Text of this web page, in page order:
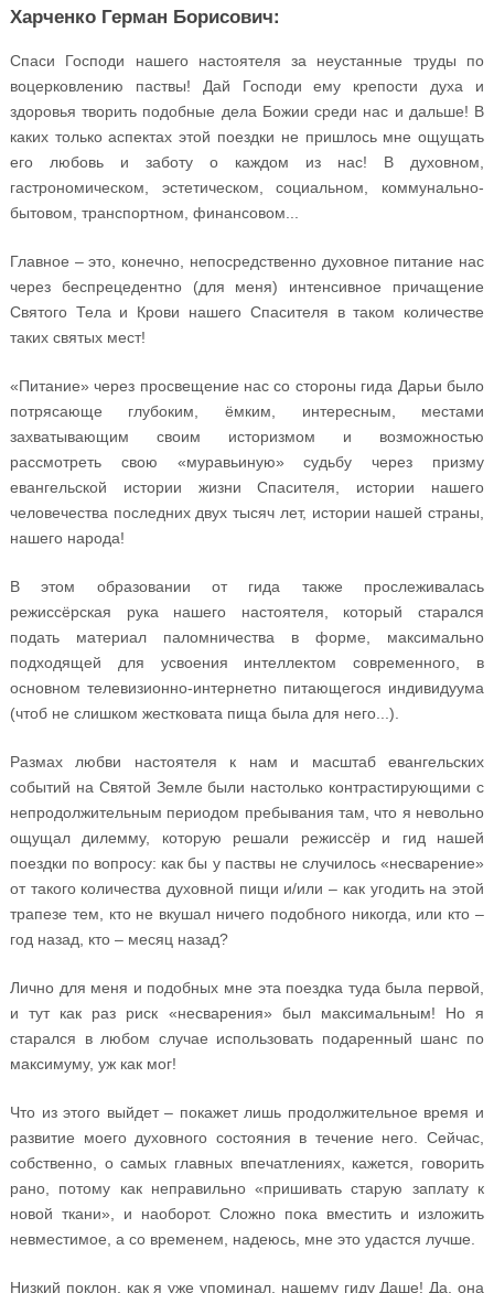
Харченко Герман Борисович:
Спаси Господи нашего настоятеля за неустанные труды по
воцерковлению паствы! Дай Господи ему крепости духа и
здоровья творить подобные дела Божии среди нас и дальше! В
каких только аспектах этой поездки не пришлось мне ощущать
его любовь и заботу о каждом из нас! В духовном,
гастрономическом, эстетическом, социальном, коммунально-
бытовом, транспортном, финансовом...
Главное – это, конечно, непосредственно духовное питание нас
через беспрецедентно (для меня) интенсивное причащение
Святого Тела и Крови нашего Спасителя в таком количестве
таких святых мест!
«Питание» через просвещение нас со стороны гида Дарьи было
потрясающе глубоким, ёмким, интересным, местами
захватывающим своим историзмом и возможностью
рассмотреть свою «муравьиную» судьбу через призму
евангельской истории жизни Спасителя, истории нашего
человечества последних двух тысяч лет, истории нашей страны,
нашего народа!
В этом образовании от гида также прослеживалась
режиссёрская рука нашего настоятеля, который старался
подать материал паломничества в форме, максимально
подходящей для усвоения интеллектом современного, в
основном телевизионно-интернетно питающегося индивидуума
(чтоб не слишком жестковата пища была для него...).
Размах любви настоятеля к нам и масштаб евангельских
событий на Святой Земле были настолько контрастирующими с
непродолжительным периодом пребывания там, что я невольно
ощущал дилемму, которую решали режиссёр и гид нашей
поездки по вопросу: как бы у паствы не случилось «несварение»
от такого количества духовной пищи и/или – как угодить на этой
трапезе тем, кто не вкушал ничего подобного никогда, или кто –
год назад, кто – месяц назад?
Лично для меня и подобных мне эта поездка туда была первой,
и тут как раз риск «несварения» был максимальным! Но я
старался в любом случае использовать подаренный шанс по
максимуму, уж как мог!
Что из этого выйдет – покажет лишь продолжительное время и
развитие моего духовного состояния в течение него. Сейчас,
собственно, о самых главных впечатлениях, кажется, говорить
рано, потому как неправильно «пришивать старую заплату к
новой ткани», и наоборот. Сложно пока вместить и изложить
невместимое, а со временем, надеюсь, мне это удастся лучше.
Низкий поклон, как я уже упоминал, нашему гиду Даше! Да, она